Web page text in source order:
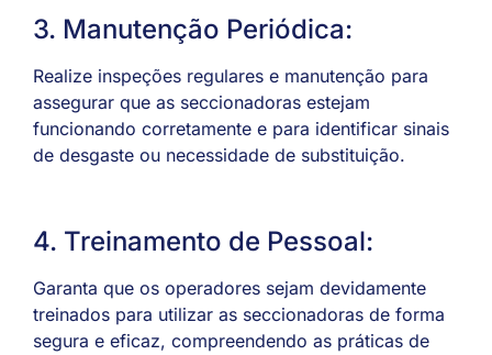
3. Manutenção Periódica:
Realize inspeções regulares e manutenção para
assegurar que as seccionadoras estejam
funcionando corretamente e para identificar sinais
de desgaste ou necessidade de substituição.
4. Treinamento de Pessoal:
Garanta que os operadores sejam devidamente
treinados para utilizar as seccionadoras de forma
segura e eficaz, compreendendo as práticas de